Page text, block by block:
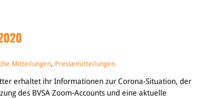
Mitteilungen, Pressemitteilungen
erhaltet ihr Informationen zur Corona-Situation, der
des BVSA Zoom-Accounts und eine aktuelle